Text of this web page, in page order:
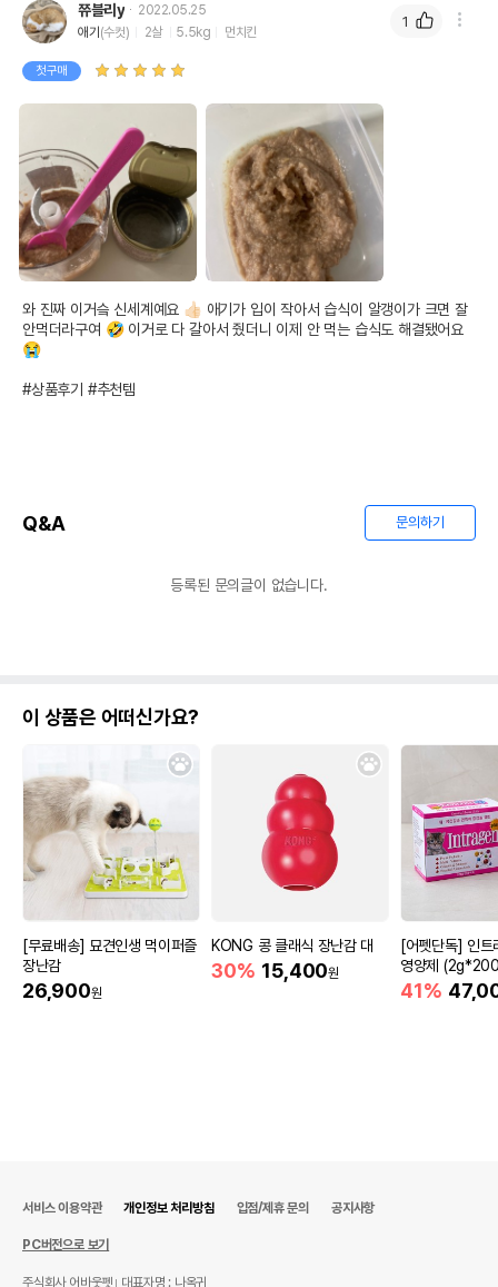
쮸블리y
2022.05.25
애기 (수컷) 2살 5.5kg 먼치킨
첫구매
와 진짜 이거슼 신세계예요 👍🏻 애기가 입이 작아서 습식이 알갱이가 크면 잘
안먹더라구여 🤣 이거로 다 갈아서 줬더니 이제 안 먹는 습식도 해결됐어요
😭
#상품후기 #추천템
1
Q&A 문의하기
등록된 문의글이 없습니다.
이 상품은 어떠신가요?
[무료배송] 묘견인생 먹이퍼즐
장난감
26,900원
KONG 콩 클래식 장난감 대
30% 15,400원
[어펫단독] 인트
영양제
41%
서비스 이용약관 개인정보 처리방침 입점/제휴 문의 공지사항
PC버전으로 보기
주식회사 어바웃펫 대표자명 : 나옥귀